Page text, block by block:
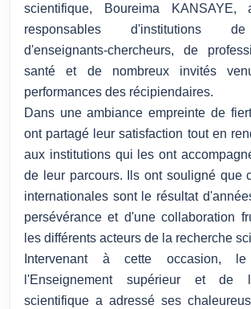
scientifique, Boureima
responsables d'institutions
d'enseignants-chercheurs, de
santé et de nombreux invités
performances des récipiendaires.
Dans une ambiance empreinte de
ont partagé leur satisfaction tout en
aux institutions qui les ont
de leur parcours. Ils ont souligné que
internationales sont le résultat
persévérance et d'une collaboration
les différents acteurs de la recherche
Intervenant à cette occasion,
l'Enseignement supérieur et de
scientifique a adressé ses